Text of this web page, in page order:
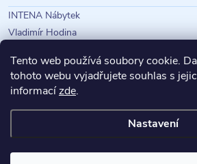
Tento web používá soubory cookie.
tohoto webu vyjadřujete souhlas s
informacízde.
Nastavení
INTENA Nábytek
Vladimír Hodina
Copyright 2026INTENA Nábytek.